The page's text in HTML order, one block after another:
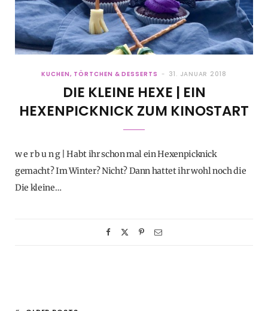
KUCHEN, TÖRTCHEN & DESSERTS 31. JANUAR 2018
DIE KLEINE HEXE | EIN
HEXENPICKNICK ZUM KINOSTART
w e r b u n g | Habt ihr schon mal ein Hexenpicknick
gemacht? Im Winter? Nicht? Dann hattet ihr wohl noch die
Die kleine…